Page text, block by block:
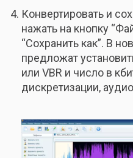
Конвертировать и
нажать на кнопку
“Сохранить как”. В
предложат
или VBR и число в
дискретизации,